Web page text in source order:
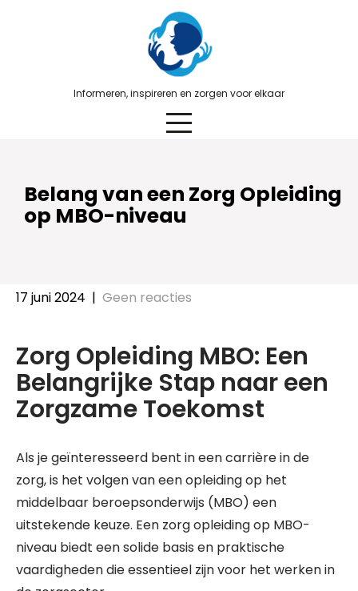
Informeren, inspireren en zorgen voor elkaar
Belang van een Zorg Opleiding
op MBO-niveau
17 juni 2024 | Geen reacties
Zorg Opleiding MBO: Een
Belangrijke Stap naar een
Zorgzame Toekomst
Als je geïnteresseerd bent in een carrière in de
zorg, is het volgen van een opleiding op het
middelbaar beroepsonderwijs (MBO) een
uitstekende keuze. Een zorg opleiding op MBO-
niveau biedt een solide basis en praktische
vaardigheden die essentieel zijn voor het werken in